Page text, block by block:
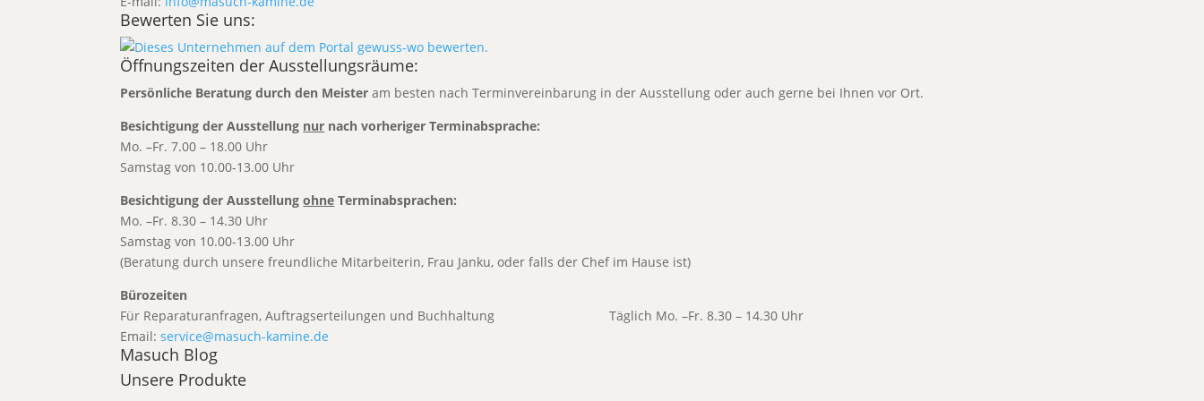
Bewerten Sie uns:
Öffnungszeiten der Ausstellungsräume:
Persönliche Beratung durch den Meisteram besten nach Terminvereinbarung in der Ausstellung oder auch gerne bei Ihnen vor Ort.
Besichtigung der Ausstellung nur nach vorheriger Terminabsprache:
Mo. –Fr. 7.00 – 18.00 Uhr
Samstag von 10.00-13.00 Uhr
Besichtigung der Ausstellungohne Terminabsprachen:
Mo. –Fr. 8.30 – 14.30 Uhr
Samstag von 10.00-13.00 Uhr
(Beratung durch unsere freundliche Mitarbeiterin, Frau Janku, oder falls der Chef im Hause ist)
Bürozeiten
Für Reparaturanfragen, Auftragserteilungen und Buchhaltung Täglich Mo. –Fr. 8.30 – 14.30 Uhr
Email:service@masuch-kamine.de
Masuch Blog
Unsere Produkte